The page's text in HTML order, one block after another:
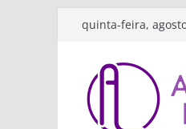
Pular
conteúdo
quinta-feira,